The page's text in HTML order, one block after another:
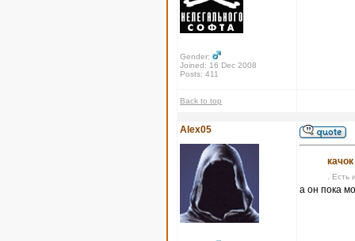
Gender:
Joined: 16 Dec 2008
Posts: 411
Back to top
Alex05
.
а он пока